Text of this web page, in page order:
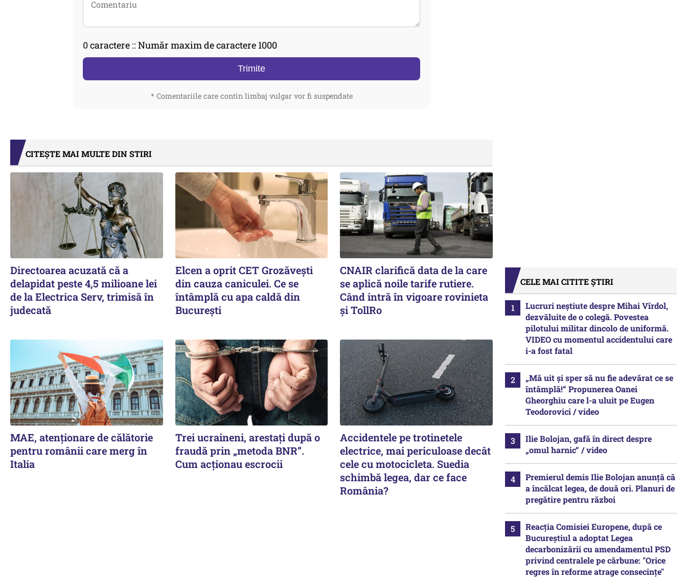
0caractere :: Număr maxim de caractere 1000
Trimite
* Comentariile care contin limbaj vulgar vor fi suspendate
CITEȘTE MAI MULTE DIN STIRI
Directoarea acuzată că a
delapidat peste 4,5 milioane lei
de la Electrica Serv, trimisă în
judecată
Elcen a oprit CET Grozăvești
din cauza caniculei. Ce se
întâmplă cu apa caldă din
București
CNAIR clarifică data de la care
se aplică noile tarife rutiere.
Când intră în vigoare rovinieta
și TollRo
MAE, atenționare de călătorie
pentru românii care merg în
Italia
Trei ucraineni, arestați după o
fraudă prin „metoda BNR”.
Cum acționau escrocii
Accidentele pe trotinetele
electrice, mai periculoase decât
cele cu motocicleta. Suedia
schimbă legea, dar ce face
România?
CELE MAI CITITE ȘTIRI
Lucruri neștiute despre Mihai Vîrdol,
dezvăluite de o colegă. Povestea
pilotului militar dincolo de uniformă.
VIDEO cu momentul accidentului care
i-a fost fatal
„Mă uit și sper să nu fie adevărat ce se
întâmplă!“ Propunerea Oanei
Gheorghiu care l-a uluit pe Eugen
Teodorovici / video
Ilie Bolojan, gafă în direct despre
„omul harnic“ / video
Premierul demis Ilie Bolojan anunță că
a încălcat legea, de două ori. Planuri de
pregătire pentru război
Reacția Comisiei Europene, după ce
Bucureștiul a adoptat Legea
decarbonizării cu amendamentul PSD
privind centralele pe cărbune: "Orice
regres în reforme atrage consecințe"